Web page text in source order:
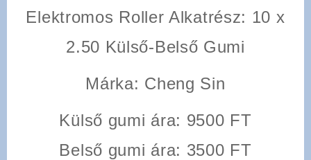
Elektromos Roller Alkatrész: 10 x
2.50 Külső-Belső Gumi
Márka: Cheng Sin
Külső gumi ára: 9500 FT
Belső gumi ára: 3500 FT